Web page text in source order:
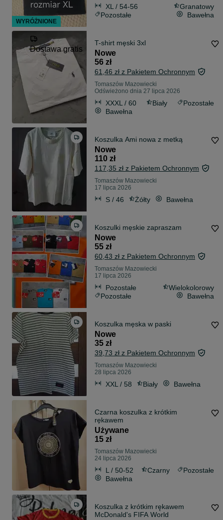
XL / 54-56
Granatowy
Pozostałe
Bawełna
Dostawa gratis
T-shirt męski 3xl
Nowe
56 zł
61,46 zł z Pakietem Ochronnym
Tomaszów Mazowiecki
Odświeżono dnia 27 lipca 2026
XXXL / 60 Biały
Pozostałe
Bawełna
Koszulka Ami nowa z metką
Nowe
110 zł
117,35 zł z Pakietem Ochronnym
Tomaszów Mazowiecki
17 lipca 2026
S / 46 Żółty Bawełna
Koszulki męskie zapraszam
Nowe
55 zł
60,43 zł z Pakietem Ochronnym
Tomaszów Mazowiecki
17 lipca 2026
Pozostałe
Wielokolorowy
Pozostałe
Bawełna
Koszulka męska w paski
Nowe
35 zł
39,73 zł z Pakietem Ochronnym
Tomaszów Mazowiecki
28 lipca 2026
XXL / 58 Biały Bawełna
Czarna koszulka z krótkim
rękawem
Używane
15 zł
Tomaszów Mazowiecki
24 lipca 2026
L / 50-52 Czarny
Pozostałe
Bawełna
Koszulka z krótkim rękawem
McDonald's FIFA World
WYRÓŻNIONE